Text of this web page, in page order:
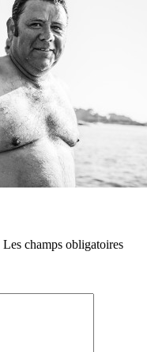
Les champs obligatoires